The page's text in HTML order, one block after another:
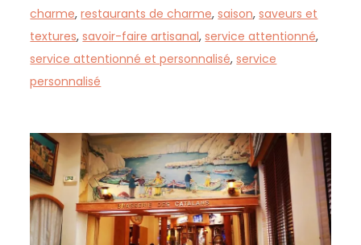
charme,restaurants de charme,saison,saveurs et
textures,savoir-faire artisanal,service attentionné,
service attentionné et personnalisé,service
personnalisé